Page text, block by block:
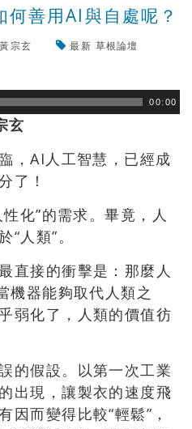
善用AI與自處呢？
黃宗玄 最新 草根論壇
00:00
玄
，AI人工智慧， 已經成
了！
化”的需求。畢竟，人
“人類”。
直接的衝擊是：那麼人
機器能夠取代人類之
弱化了，人類的價值彷
的假設。以第一次工業
出現，讓製衣的速度飛
因而變得比較“輕鬆”，